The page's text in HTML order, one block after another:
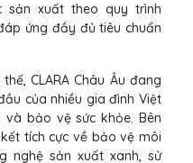
sản xuất theo quy trình
ứng đầy đủ tiêu chuẩn
CLARA Châu Âu đang
của nhiều gia đình Việt
bảo vệ sức khỏe. Bên
tích cực về bảo vệ môi
nghệ sản xuất xanh, sử